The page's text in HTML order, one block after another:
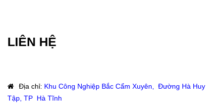
LIÊN HỆ
Địa chỉ: Khu Công Nghiệp Bắc Cẩm Xuyên, Đường Hà Huy
Tập, TP Hà Tĩnh